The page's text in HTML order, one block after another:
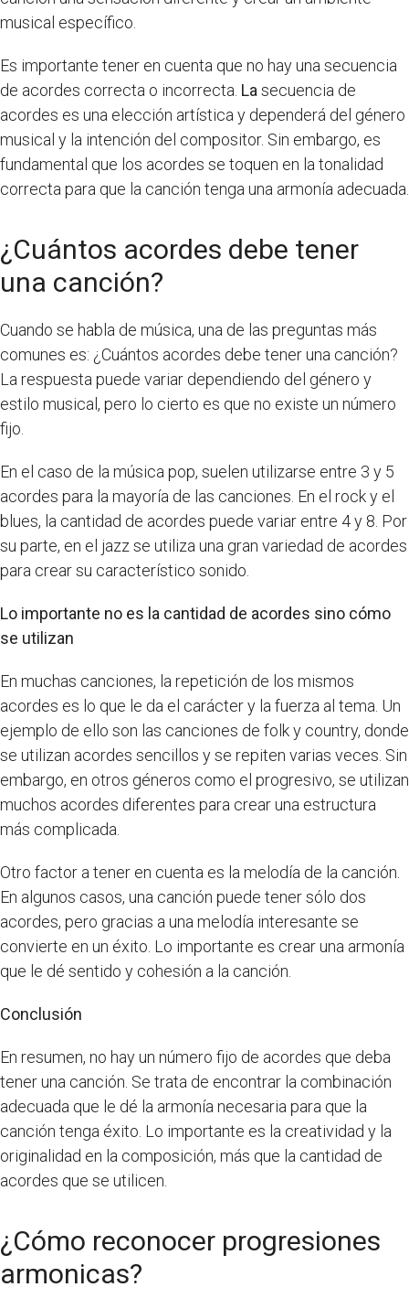
musical específico.
Es importante tener en cuenta que no hay una secuencia
de acordes correcta o incorrecta. Lasecuencia de
acordes es una elección artística y dependerá del género
musical y la intención del compositor. Sin embargo, es
fundamental que los acordes se toquen en la tonalidad
correcta para que la canción tenga una armonía adecuada.
¿Cuántos acordes debe tener
una canción?
Cuando se habla de música, una de las preguntas más
comunes es: ¿Cuántos acordes debe tener una canción?
La respuesta puede variar dependiendo del género y
estilo musical, pero lo cierto es que no existe un número
fijo.
En el caso de la música pop, suelen utilizarse entre 3 y 5
acordes para la mayoría de las canciones. En el rock y el
blues, la cantidad de acordes puede variar entre 4 y 8. Por
su parte, en el jazz se utiliza una gran variedad de acordes
para crear su característico sonido.
Lo importante no es la cantidad de acordes sino cómo
se utilizan
En muchas canciones, la repetición de los mismos
acordes es lo que le da el carácter y la fuerza al tema. Un
ejemplo de ello son las canciones de folk y country, donde
se utilizan acordes sencillos y se repiten varias veces. Sin
embargo, en otros géneros como el progresivo, se utilizan
muchos acordes diferentes para crear una estructura
más complicada.
Otro factor a tener en cuenta es la melodía de la canción.
En algunos casos, una canción puede tener sólo dos
acordes, pero gracias a una melodía interesante se
convierte en un éxito. Lo importante es crear una armonía
que le dé sentido y cohesión a la canción.
Conclusión
En resumen, no hay un número fijo de acordes que deba
tener una canción. Se trata de encontrar la combinación
adecuada que le dé la armonía necesaria para que la
canción tenga éxito. Lo importante es la creatividad y la
originalidad en la composición, más que la cantidad de
acordes que se utilicen.
¿Cómo reconocer progresiones
armonicas?